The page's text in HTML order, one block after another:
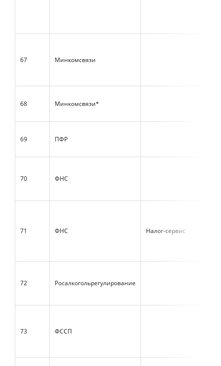
67 Минкомсвязи
68 Минкомсвязи*
69 ПФР
70 ФНС
71 ФНС Налог-сервис
72 Росалкогольрегулирование
73 ФССП